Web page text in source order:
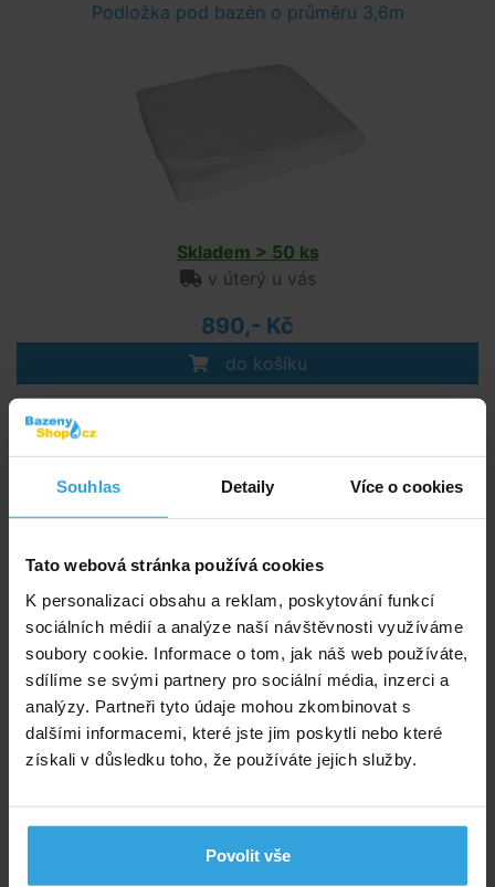
Souhlas Detaily Více o cookies
Tato webová stránka používá cookies
K personalizaci obsahu a reklam, poskytování funkcí
sociálních médií a analýze naší návštěvnosti využíváme
soubory cookie. Informace o tom, jak náš web používáte,
sdílíme se svými partnery pro sociální média, inzerci a
analýzy. Partneři tyto údaje mohou zkombinovat s
dalšími informacemi, které jste jim poskytli nebo které
získali v důsledku toho, že používáte jejich služby.
Povolit vše
Podložka pod bazén o průměru 3,6m
Skladem > 50 ks
v úterý u vás
890,- Kč
do košíku
Solární plachta na bazén INTEX o průměru 3,66m
Nedostupné
380,- Kč
do 10m3 (MINI Triplex tablety, tester, plovák malý)